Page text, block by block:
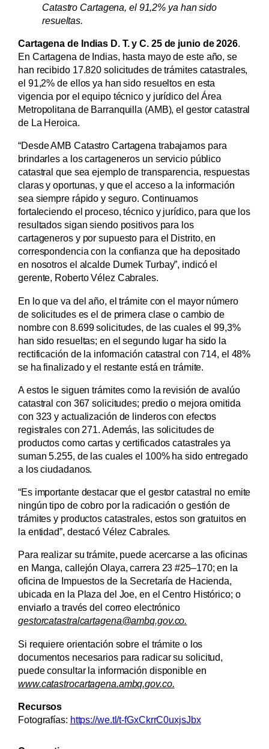
Catastro Cartagena, el 91,2% ya han sido
resueltas.
Cartagena de Indias D. T. y C. 25 de junio de 2026.
En Cartagena de Indias, hasta mayo de este año, se
han recibido 17.820 solicitudes de trámites catastrales,
el 91,2% de ellos ya han sido resueltos en esta
vigencia por el equipo técnico y jurídico del Área
Metropolitana de Barranquilla (AMB), el gestor catastral
de La Heroica.
“Desde AMB Catastro Cartagena trabajamos para
brindarles a los cartageneros un servicio público
catastral que sea ejemplo de transparencia, respuestas
claras y oportunas, y que el acceso a la información
sea siempre rápido y seguro. Continuamos
fortaleciendo el proceso, técnico y jurídico, para que los
resultados sigan siendo positivos para los
cartageneros y por supuesto para el Distrito, en
correspondencia con la confianza que ha depositado
en nosotros el alcalde Dumek Turbay”, indicó el
gerente, Roberto Vélez Cabrales.
En lo que va del año, el trámite con el mayor número
de solicitudes es el de primera clase o cambio de
nombre con 8.699 solicitudes, de las cuales el 99,3%
han sido resueltas; en el segundo lugar ha sido la
rectificación de la información catastral con 714, el 48%
se ha finalizado y el restante está en trámite.
A estos le siguen trámites como la revisión de avalúo
catastral con 367 solicitudes; predio o mejora omitida
con 323 y actualización de linderos con efectos
registrales con 271. Además, las solicitudes de
productos como cartas y certificados catastrales ya
suman 5.255, de las cuales el 100% ha sido entregado
a los ciudadanos.
“Es importante destacar que el gestor catastral no emite
ningún tipo de cobro por la radicación o gestión de
trámites y productos catastrales, estos son gratuitos en
la entidad”, destacó Vélez Cabrales.
Para realizar su trámite, puede acercarse a las oficinas
en Manga, callejón Olaya, carrera 23 #25–170; en la
oficina de Impuestos de la Secretaría de Hacienda,
ubicada en la Plaza del Joe, en el Centro Histórico; o
enviarlo a través del correo electrónico
gestorcatastralcartagena@ambq.gov.co.
Si requiere orientación sobre el trámite o los
documentos necesarios para radicar su solicitud,
puede consultar la información disponible en
www.catastrocartagena.ambq.gov.co.
Recursos
Fotografías: https://we.tl/t-fGxCkrrC0uxjsJbx